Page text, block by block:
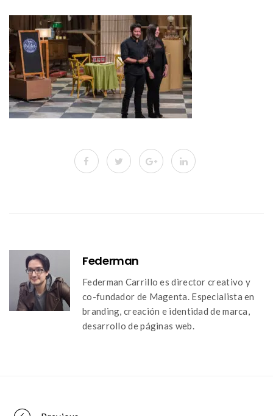
Federman
Federman Carrillo es director creativo y
co-fundador de Magenta. Especialista en
branding, creación e identidad de marca,
desarrollo de páginas web.